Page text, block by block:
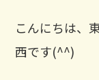
こんにちは、
西です(^^)